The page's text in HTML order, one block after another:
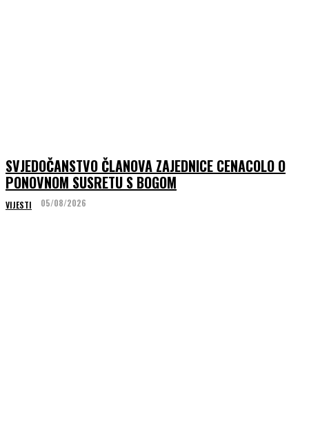
SVJEDOČANSTVO ČLANOVA ZAJEDNICE CENACOLO O
PONOVNOM SUSRETU S BOGOM
VIJESTI 05/08/2026